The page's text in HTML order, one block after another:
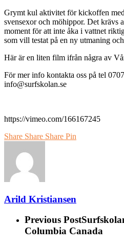
Grymt kul aktivitet för kickoffen
svensexor och möhippor. Det krävs
moment för att inte åka i vattnet
som vill testat på en ny utmaning
Här är en liten film ifrån några av
För mer info kontakta oss på tel
info@surfskolan.se
https://vimeo.com/166167245
Share Share Share Pin
Arild Kristiansen
Previous Post
Columbia Canada